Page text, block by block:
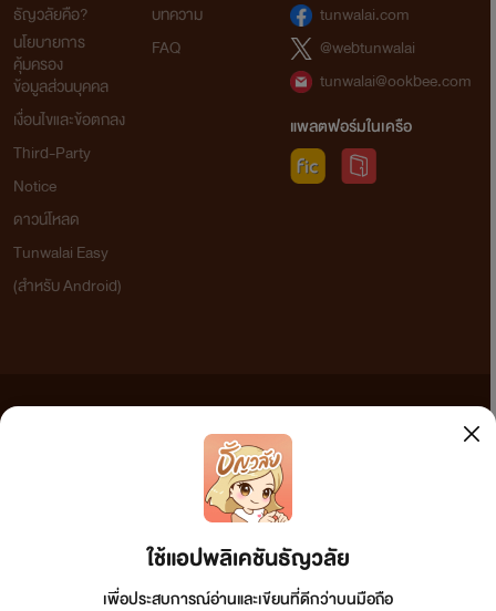
ใช้แอปพลิเคชันธัญวลัย
เพื่อประสบการณ์อ่านและเขียนที่ดีกว่าบนมือถือ
ธัญวลัยคือ?
นโยบายการ
คุ้มครอง
ข้อมูลส่วนบุคคล
เงื่อนไขและข้อตกลง
Third-Party
Notice
ดาวน์โหลด
Tunwalai Easy
(สำหรับ Android)
บทความ
FAQ
tunwalai.com
@webtunwalai
tunwalai@ookbee.com
แพลตฟอร์มในเครือ
เว็บไซต์แห่งนี้ไม่ได้เห็นด้วยและไม่ขอรับผิดชอบต่อข้อความใดๆ ทั้งสิ้น ดังนั้นผู้อ่านทุกท่านโปรดใช้
วิจารณญาณในการกลั่นกรองด้วยตนเอง และหากท่านพบข้อความใดๆ ที่ขัดต่อกฎหมายและศีลธรรม
กรุณาแจ้งมาที่ tunwalai@ookbee.com เพื่อทีมงานจะได้ดำเนินการในทันที ทั้งนี้ ทางเว็บไซต์ขอสงวน
ลิขสิทธิ์ตามพระราชบัญญัติลิขสิทธิ์ (ฉบับเพิ่มเติม) พ.ศ.2558